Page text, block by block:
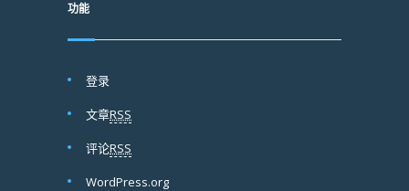
功能
登录
文章RSS
评论RSS
WordPress.org